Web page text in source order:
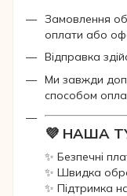
Замовлення
оплати або
Відправка
Ми завжди
способом
💜 НАША
✨ Безпечні
✨ Швидка
✨ Підтримка